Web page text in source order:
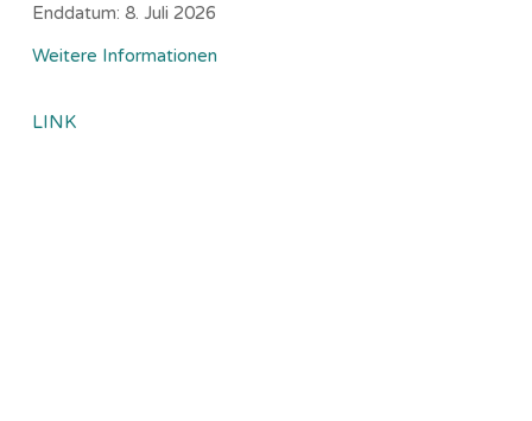
Enddatum: 8. Juli 2026
Weitere Informationen
LINK